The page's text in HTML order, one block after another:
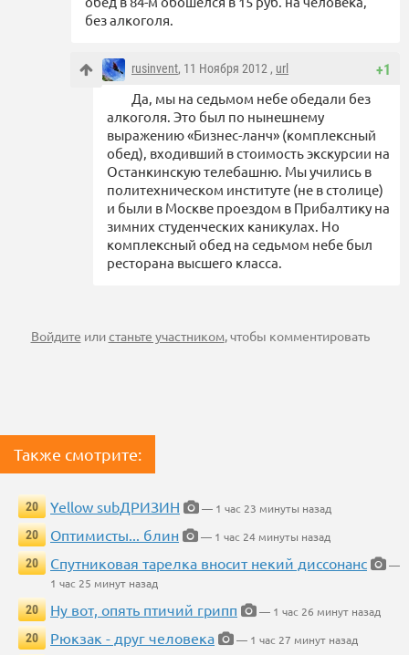
без алкоголя.
+1
rusinvent, 11 Ноября 2012 , url
Да, мы на седьмом небе обедали без
алкоголя. Это был по нынешнему
выражению «Бизнес-ланч» (комплексный
обед), входивший в стоимость экскурсии на
Останкинскую телебашню. Мы учились в
политехническом институте (не в столице)
и были в Москве проездом в Прибалтику на
зимних студенческих каникулах. Но
комплексный обед на седьмом небе был
ресторана высшего класса.
Войдите илистаньте участником, чтобы комментировать
Также смотрите:
20 Yellow subДРИЗИН
— 1 час 23 минуты назад
20
Оптимисты... блин
— 1 час 24 минуты назад
20
Спутниковая тарелка вносит некий диссонанс
—
1 час 25 минут назад
20
Ну вот, опять птичий грипп
— 1 час 26 минут назад
20
Рюкзак - друг человека
— 1 час 27 минут назад